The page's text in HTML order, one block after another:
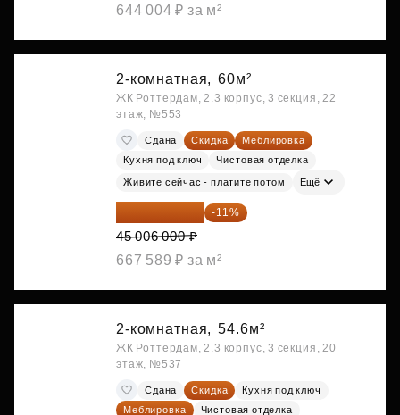
644 004 ₽ за м²
2-комнатная, 60м²
ЖК Роттердам, 2.3 корпус, 3 секция, 22
этаж, №553
Сдана Скидка
Меблировка
Кухня под ключ
Чистовая отделка
Живите сейчас - платите потом Ещё
40 055 340 ₽ -11%
45 006 000 ₽
667 589 ₽ за м²
2-комнатная, 54.6м²
ЖК Роттердам, 2.3 корпус, 3 секция, 20
этаж, №537
Сдана Скидка
Кухня под ключ
Меблировка
Чистовая отделка